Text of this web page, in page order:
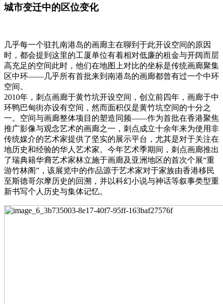
城市变迁中的区位变化
几乎每一个驻扎南港岛的画廊主在聊到于此开设空间的原因
时，都会提到这里的工厦单位有着相对低廉的租金与开阔而层
高充足的空间此时，他们在地图上对比的坐标是传统画廊聚集
区中环——几乎所有首批来到南港岛的画廊都曾有过一个中环
空间。
2010年，刺点画廊于黄竹坑开设空间，创立前四年，画廊于中
环鸭巴甸街亦设有空间，然而面积仅是黄竹坑空间的十分之
一。空间与画廊整体项目的塑造同频——作为首批在香港聚焦
推广影像与观念艺术的画廊之一，刺点成立十余年来为使用非
传统媒介的艺术家提供了坚实的展示平台，尤其是对于关注在
地历史和经验的华人艺术家。今年艺术季期间，刺点画廊推出
了瑞典籍华裔艺术家林立施于画廊及亚洲地区的首次个展“重
游竹林阁”，该展览中的作品源于艺术家对于家族由香港移民
至斯德哥尔摩历史的回溯，并以科幻小说与神话等叙事类型重
新书写个人历史与集体记忆。